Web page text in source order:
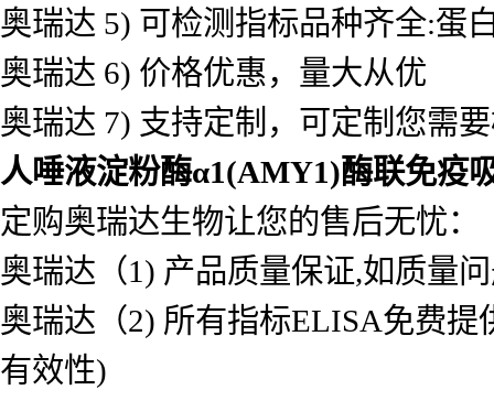
奥瑞达 5) 可检测指标品种齐全:蛋
奥瑞达 6) 价格优惠，量大从优
奥瑞达 7) 支持定制，可定制您需
人唾液淀粉酶α1(AMY1)酶联免疫
定购奥瑞达生物让您的售后无忧：
奥瑞达（1) 产品质量保证,如质量
奥瑞达（2) 所有指标ELISA免费
有效性)